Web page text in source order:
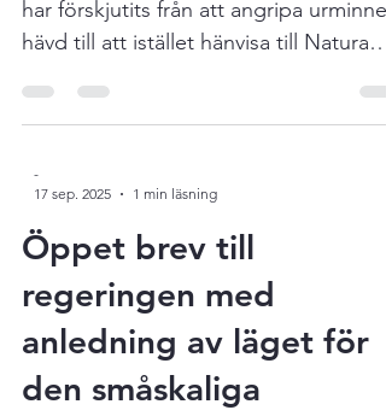
vattenkraft”
har förskjutits från att angripa urminnes
2000-regler. Det skriver Johan
ordförande för Västsvensk
Vattenkraftförening. Ett tydligt
är Knobesholms vattenkraftverk där
länsstyrelsen ifrågasatt en befintlig
vattenverksamhet med hänvisning till
Natura 2000, trots att verksamheten
varit oförändrad under lång tid, skriver
17 sep. 2025
1 min läsning
Öppet brev till
regeringen med